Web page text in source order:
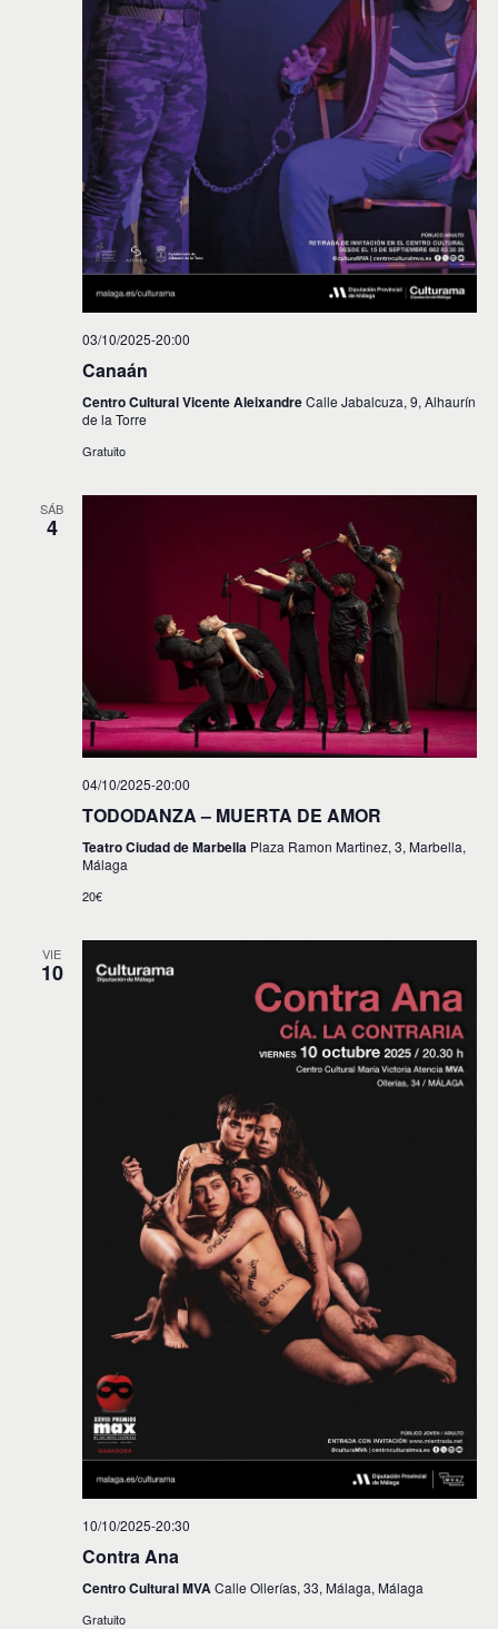
03/10/2025-20:00
Canaán
Centro Cultural Vicente AleixandreCalle Jabalcuza, 9, Alhaurín
de la Torre
Gratuito
SÁB
4
04/10/2025-20:00
TODODANZA – MUERTA DE AMOR
Teatro Ciudad de Marbella Plaza Ramon Martinez, 3, Marbella,
Málaga
20€
VIE
10
10/10/2025-20:30
Contra Ana
Centro Cultural MVA Calle Ollerías, 33, Málaga, Málaga
Gratuito